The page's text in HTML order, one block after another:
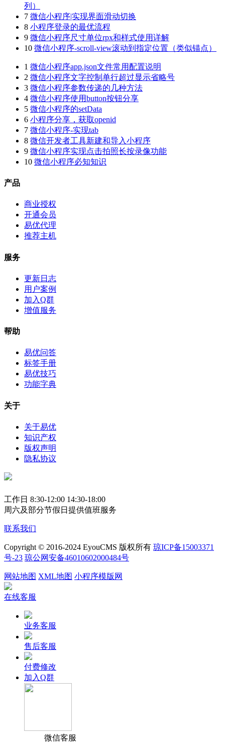
列）
7 微信小程序|实现界面滑动切换
8 小程序登录的最优流程
9 微信小程序尺寸单位rpx和样式使用详解
10 微信小程序-scroll-view滚动到指定位置（类似锚点）
1 微信小程序app.json文件常用配置说明
2 微信小程序文字控制单行超过显示省略号
3 微信小程序参数传递的几种方法
4 微信小程序使用button按钮分享
5 微信小程序的setData
6 小程序分享，获取openid
7 微信小程序-实现tab
8 微信开发者工具新建和导入小程序
9 微信小程序实现点击拍照长按录像功能
10 微信小程序必知知识
产品
商业授权
开通会员
易优代理
推荐主机
服务
更新日志
用户案例
加入Q群
增值服务
帮助
易优问答
标签手册
易优技巧
功能字典
关于
关于易优
知识产权
版权声明
隐私协议
工作日 8:30-12:00 14:30-18:00
周六及部分节假日提供值班服务
联系我们
Copyright © 2016-2024 EyouCMS 版权所有 琼ICP备15003371
号-23 琼公网安备46010602000484号
网站地图 XML地图 小程序模版网
在线客服
业务客服
售后客服
付费修改
加入Q群
微信客服